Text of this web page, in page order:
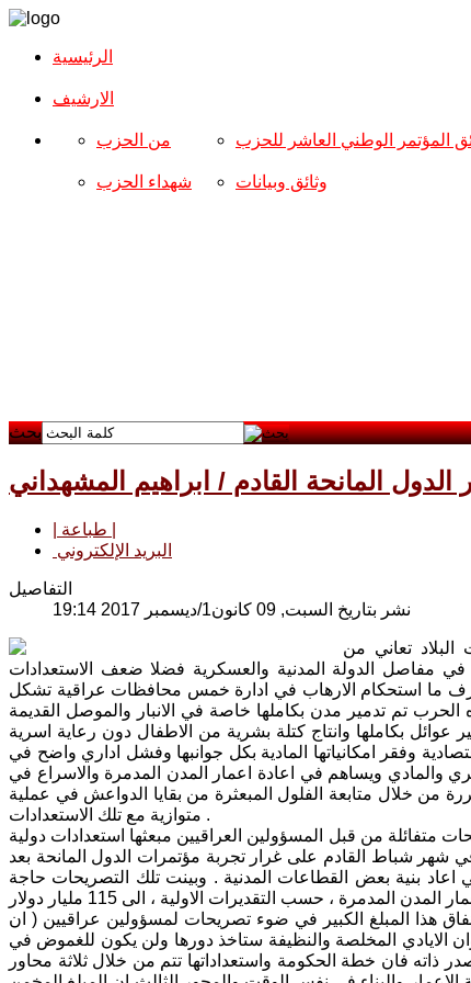
الرئيسية
الارشیف
من الحزب
شهداء الحزب
المؤتمر الوطني العاشر للحزب
وثائق وبيانات
بحث
المانحة القادم / ابراهيم المشهداني
البريد الإلكتروني
التفاصيل
نشر بتاريخ السبت, 09 كانون1/ديسمبر 2017 19:14
ظروف كانت البلاد تعاني من
مفاصل الدولة المدنية والعسكرية فضلا ضعف الاستعدادات
ما استحكام الارهاب في ادارة خمس محافظات عراقية تشكل
تم تدمير مدن بكاملها خاصة في الانبار والموصل القديمة
بكاملها وانتاج كتلة بشرية من الاطفال دون رعاية اسرية
وفقر امكانياتها المادية بكل جوانبها وفشل اداري واضح في
والمادي ويساهم في اعادة اعمار المدن المدمرة والاسراع في
من خلال متابعة الفلول المبعثرة من بقايا الدواعش في عملية
متوازية مع تلك الاستعدادات .
متفائلة من قبل المسؤولين العراقيين مبعثها استعدادات دولية
شهر شباط القادم على غرار تجربة مؤتمرات الدول المانحة بعد
في اعاد بنية بعض القطاعات المدنية . وبينت تلك التصريحات حاجة
هذا المبلغ الكبير في ضوء تصريحات لمسؤولين عراقيين ( ان
الايادي المخلصة والنظيفة ستاخذ دورها ولن يكون للغموض في
ذاته فان خطة الحكومة واستعداداتها تتم من خلال ثلاثة محاور